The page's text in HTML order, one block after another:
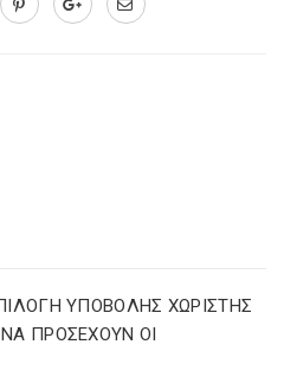
ΥΠΟΒΟΛΗΣ ΧΩΡΙΣΤΗΣ
ΠΡΟΣΕΧΟΥΝ ΟΙ